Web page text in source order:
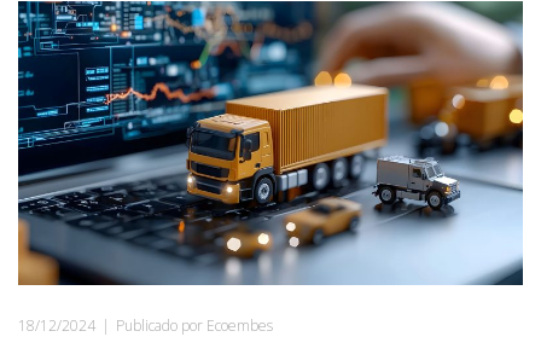
18/12/2024 | Publicado por Ecoembes